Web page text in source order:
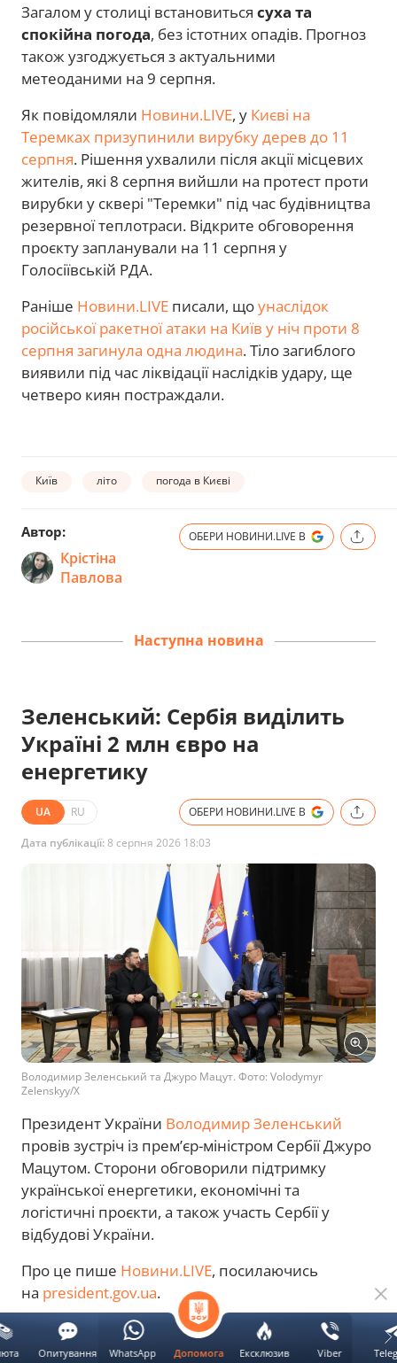
Загалом у столиці встановиться суха та
спокійна погода, без істотних опадів. Прогноз
також узгоджується з актуальними
метеоданими на 9 серпня.
Як повідомляли Новини.LIVE, у Києві на
Теремках призупинили вирубку дерев до 11
серпня. Рішення ухвалили після акції місцевих
жителів, які 8 серпня вийшли на протест проти
вирубки у сквері "Теремки" під час будівництва
резервної теплотраси. Відкрите обговорення
проєкту запланували на 11 серпня у
Голосіївській РДА.
Раніше Новини.LIVE писали, щоунаслідок
російської ракетної атаки на Київ у ніч проти 8
серпня загинула одна людина. Тіло загиблого
виявили під час ліквідації наслідків удару, ще
четверо киян постраждали.
Київ літо погода в Києві
Автор:
Крістіна
Павлова
ОБЕРИ НОВИНИ.LIVE В
Наступна новина
Зеленський: Сербія виділить
Україні 2 млн євро на
енергетику
UA RU ОБЕРИ НОВИНИ.LIVE В
Дата публікації:8 серпня 2026 18:03
Володимир Зеленський та Джуро Мацут. Фото: Volodymyr
Zelenskyy/X
Президент України Володимир Зеленський
провів зустріч із прем’єр-міністром Сербії Джуро
Мацутом. Сторони обговорили підтримку
української енергетики, економічні та
логістичні проєкти, а також участь Сербії у
відбудові України.
Про це пише Новини.LIVE, посилаючись
на president.gov.ua.
Реклама
Допомога Ексклюзив Viber
Опитування WhatsApp